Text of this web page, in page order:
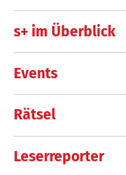
s+ im Überblick
Events
Rätsel
Leserreporter